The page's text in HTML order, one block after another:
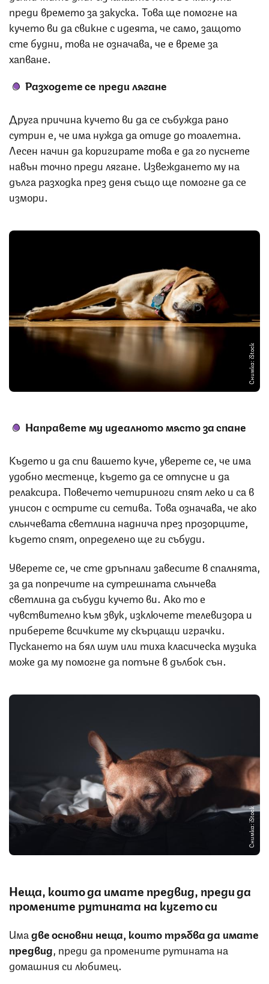
преди времето за закуска. Това ще помогне на
кучето ви да свикне с идеята, че само, защото
сте будни, това не означава, че е време за
хапване.
Разходете се преди лягане
Друга причина кучето ви да се събужда рано
сутрин е, че има нужда да отиде до тоалетна.
Лесен начин да коригирате това е да го пуснете
навън точно преди лягане. Извеждането му на
дълга разходка през деня също ще помогне да се
измори.
Снимка: iStock
Направете му идеалното място за спане
Където и да спи вашето куче, уверете се, че има
удобно местенце, където да се отпусне и да
релаксира. Повечето четириноги спят леко и са в
унисон с острите си сетива. Това означава, че ако
слънчевата светлина наднича през прозорците,
където спят, определено ще ги събуди.
Уверете се, че сте дръпнали завесите в спалнята,
за да попречите на сутрешната слънчева
светлина да събуди кучето ви. Ако то е
чувствително към звук, изключете телевизора и
приберете всичките му скърцащи играчки.
Пускането на бял шум или тиха класическа музика
може да му помогне да потъне в дълбок сън.
Снимка: iStock
Неща, които да имате предвид, преди да
промените рутината на кучето си
Имадве основни неща, които трябва да имате
предвид, преди да промените рутината на
домашния си любимец.